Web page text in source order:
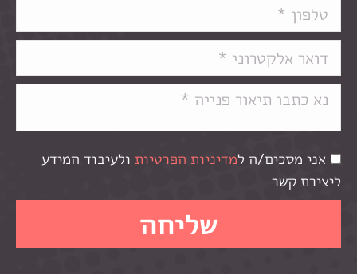
אני מסכים/ה למדיניות הפרטיות ולעיבוד המידע
ליצירת קשר